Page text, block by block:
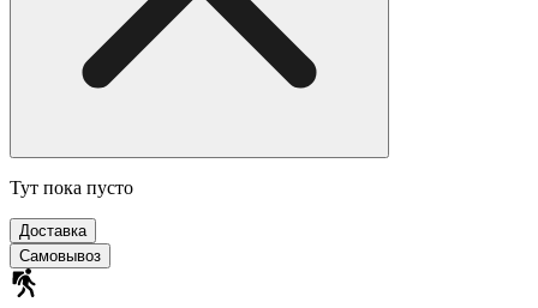
Тут пока пусто
Доставка
Самовывоз